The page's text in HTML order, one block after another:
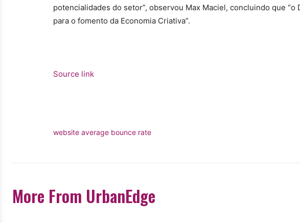
potencialidades do setor”, observou Max Maciel, concluindo que
para o fomento da Economia Criativa”.
Source link
website average bounce rate
More From UrbanEdge